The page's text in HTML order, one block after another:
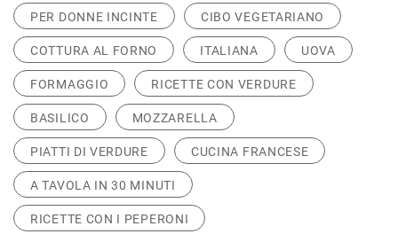
PER DONNE INCINTE CIBO VEGETARIANO
COTTURA AL FORNO ITALIANA UOVA
FORMAGGIO RICETTE CON VERDURE
BASILICO MOZZARELLA
PIATTI DI VERDURE CUCINA FRANCESE
A TAVOLA IN 30 MINUTI
RICETTE CON I PEPERONI